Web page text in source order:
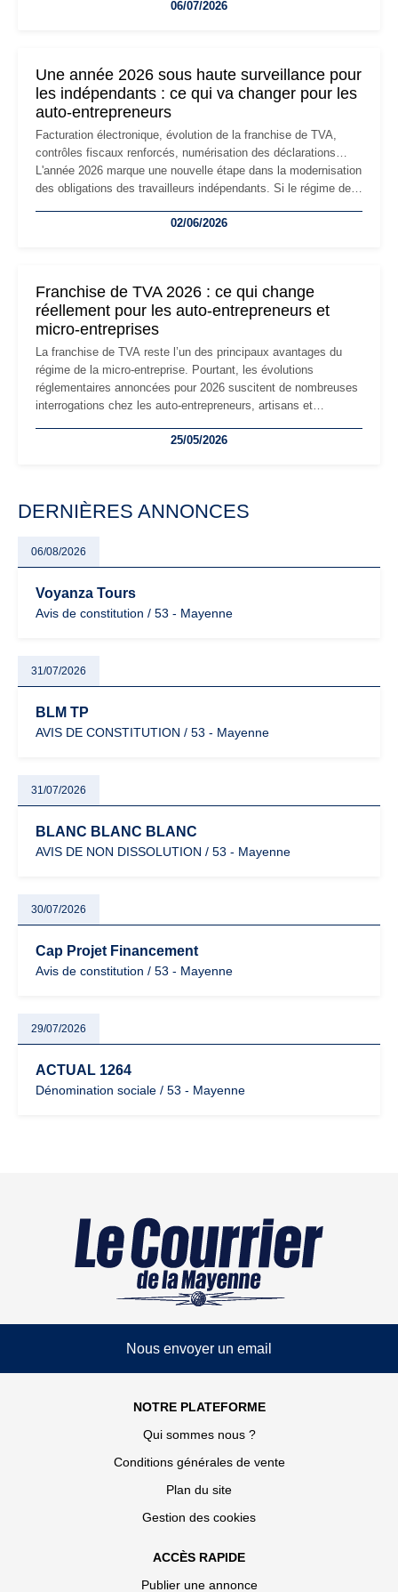
professionnels, recrutement, image de marque… Le
06/07/2026
Une année 2026 sous haute surveillance pour
les indépendants : ce qui va changer pour les
auto-entrepreneurs
Facturation électronique, évolution de la franchise de TVA,
contrôles fiscaux renforcés, numérisation des déclarations…
L'année 2026 marque une nouvelle étape dans la modernisation
des obligations des travailleurs indépendants. Si le régime de
les auto-entrepreneurs devront s'adapter à un environnement
02/06/2026
Franchise de TVA 2026 : ce qui change
réellement pour les auto-entrepreneurs et
micro-entreprises
La franchise de TVA reste l’un des principaux avantages du
régime de la micro-entreprise. Pourtant, les évolutions
réglementaires annoncées pour 2026 suscitent de nombreuses
interrogations chez les auto-entrepreneurs, artisans et
facturation ou risque de bascule vers la TVA : les règles
25/05/2026
DERNIÈRES ANNONCES
06/08/2026
Voyanza Tours
Avis de constitution / 53 - Mayenne
31/07/2026
BLM TP
AVIS DE CONSTITUTION / 53 - Mayenne
31/07/2026
BLANC BLANC BLANC
AVIS DE NON DISSOLUTION / 53 - Mayenne
30/07/2026
Cap Projet Financement
Avis de constitution / 53 - Mayenne
29/07/2026
ACTUAL 1264
Dénomination sociale / 53 - Mayenne
Nous envoyer un email
NOTRE PLATEFORME
Qui sommes nous ?
Conditions générales de vente
Plan du site
Gestion des cookies
ACCÈS RAPIDE
Publier une annonce